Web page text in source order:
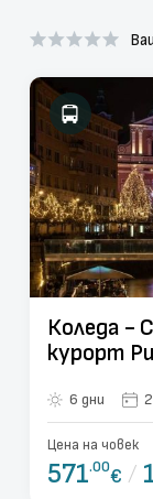
Коледа -
курорт
Търново
6 дни
Цена на човек
571.00€ /